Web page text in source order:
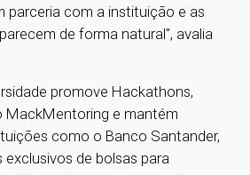
parceria com a instituição e as
de forma natural", avalia
promove Hackathons,
MackMentoring e mantém
como o Banco Santander,
de bolsas para